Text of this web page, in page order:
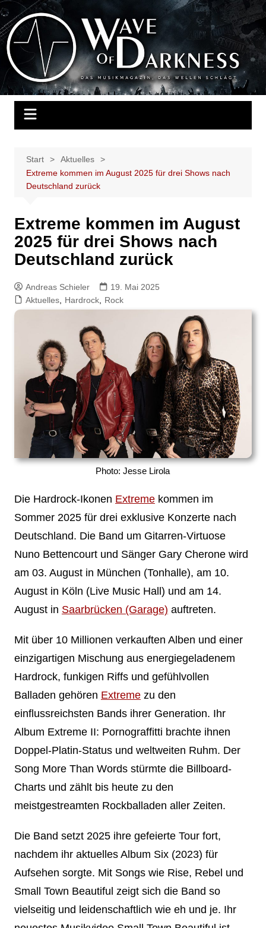
Zum
Inhalt
springen
Wave of Darkness
Das Musikmagazin, das Wellen schlägt. Konzerte, Festivals, Events,
Fotos, Termine, Interviews, Berichte, Musik
Start
Aktuelles
Extreme kommen im August 2025 für drei Shows nach
Deutschland zurück
Extreme kommen im August
2025 für drei Shows nach
Deutschland zurück
Andreas Schieler
19. Mai 2025
Aktuelles, Hardrock, Rock
Photo: Jesse Lirola
Die Hardrock-Ikonen Extremekommen im
Sommer 2025 für drei exklusive Konzerte nach
Deutschland. Die Band um Gitarren-Virtuose
Nuno Bettencourt und Sänger Gary Cherone wird
am 03. August in München (Tonhalle), am 10.
August in Köln (Live Music Hall) und am 14.
August in Saarbrücken (Garage) auftreten.
Mit über 10 Millionen verkauften Alben und einer
einzigartigen Mischung aus energiegeladenem
Hardrock, funkigen Riffs und gefühlvollen
Balladen gehören Extremezu den
einflussreichsten Bands ihrer Generation. Ihr
Album Extreme II: Pornograffitti brachte ihnen
Doppel-Platin-Status und weltweiten Ruhm. Der
Song More Than Words stürmte die Billboard-
Charts und zählt bis heute zu den
meistgestreamten Rockballaden aller Zeiten.
Die Band setzt 2025 ihre gefeierte Tour fort,
nachdem ihr aktuelles Album Six (2023) für
Aufsehen sorgte. Mit Songs wie Rise, Rebel und
Small Town Beautiful zeigt sich die Band so
vielseitig und leidenschaftlich wie eh und je. Ihr